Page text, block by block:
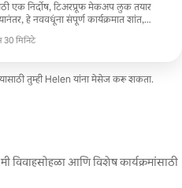
एक निर्दोष, टिअरप्रूफ मेकअप लुक तयार
हे नववधूंना संपूर्ण कार्यक्रमात शांत,
30 मिनिटे
तुम्ही Helen यांना मेसेज करू शकता.
विवाहसोहळा आणि विशेष कार्यक्रमांसाठी